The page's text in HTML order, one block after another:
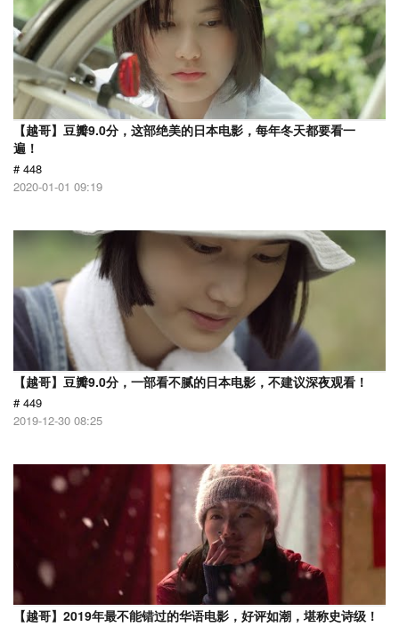
【越哥】豆瓣9.0分，这部绝美的日本电影，每年冬天都要看一
遍！
# 448
2020-01-01 09:19
【越哥】豆瓣9.0分，一部看不腻的日本电影，不建议深夜观看！
# 449
2019-12-30 08:25
【越哥】2019年最不能错过的华语电影，好评如潮，堪称史诗级！